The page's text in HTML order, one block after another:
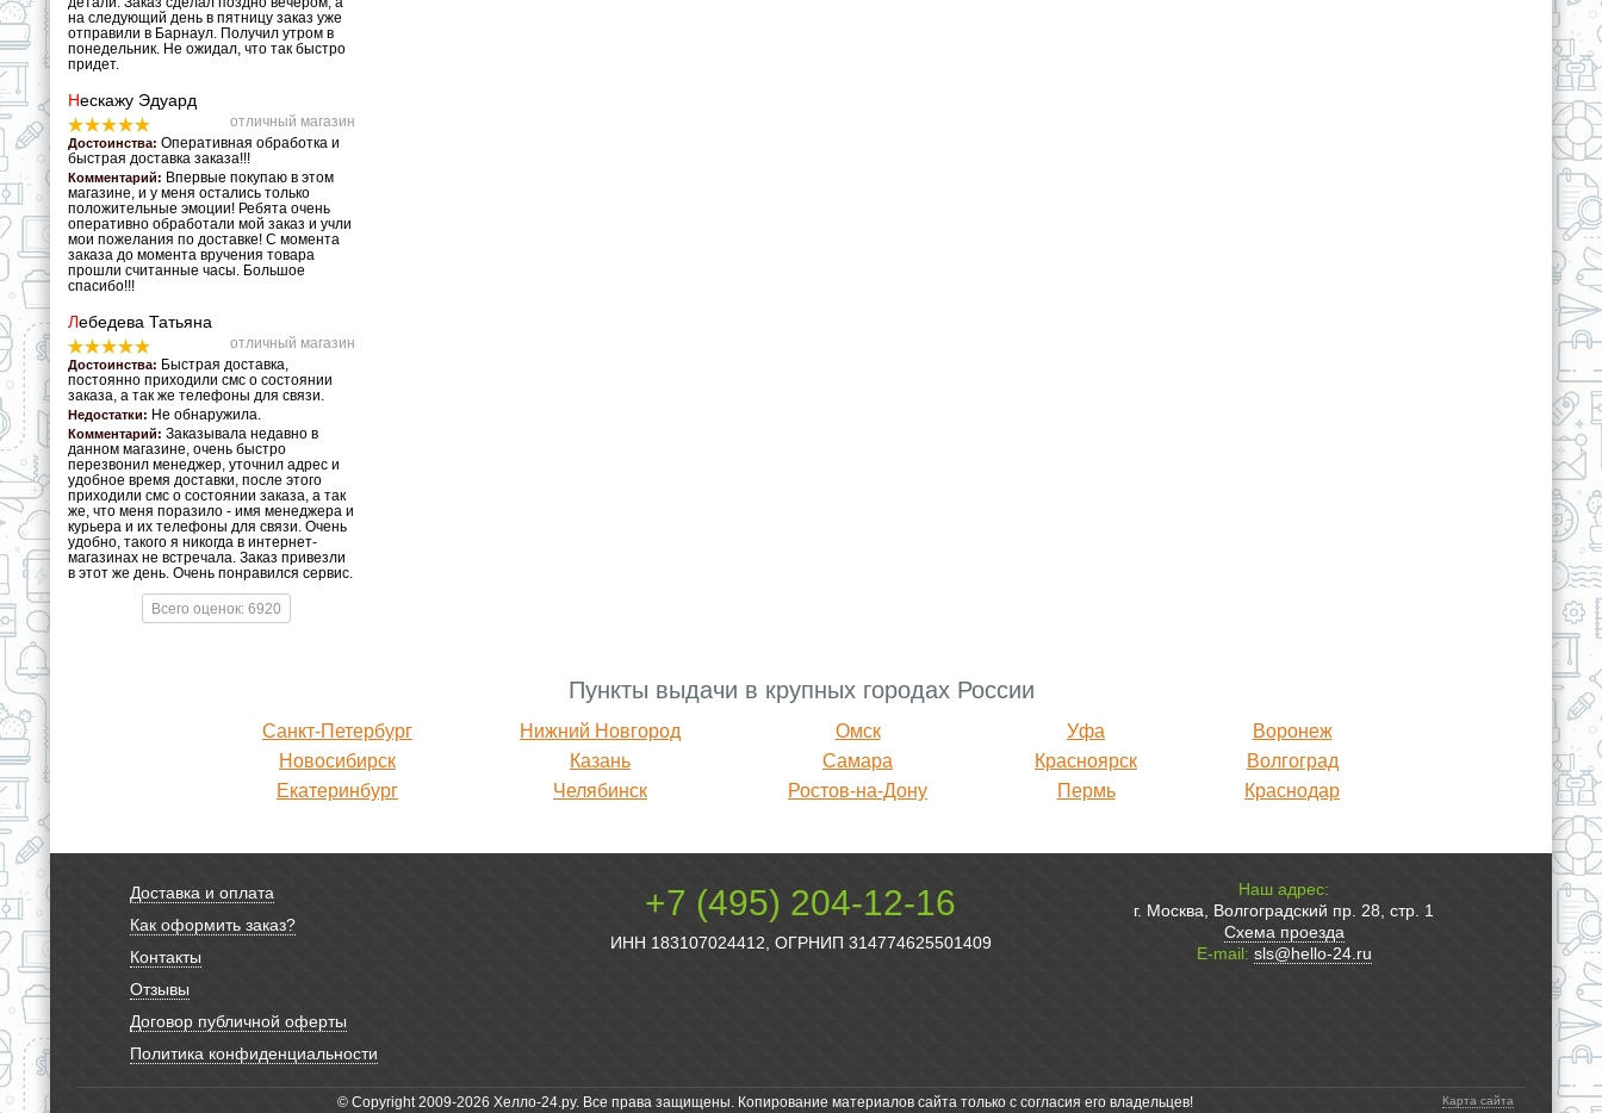
на следующий день в пятницу заказ уже
отправили в Барнаул. Получил утром в
понедельник. Не ожидал, что так быстро
придет.
Нескажу Эдуард
отличный магазин
Достоинства: Оперативная обработка и
быстрая доставка заказа!!!
Комментарий: Впервые покупаю в этом
магазине, и у меня остались только
положительные эмоции! Ребята очень
оперативно обработали мой заказ и учли
мои пожелания по доставке! С момента
заказа до момента вручения товара
прошли считанные часы. Большое
спасибо!!!
Лебедева Татьяна
отличный магазин
Достоинства: Быстрая доставка,
постоянно приходили смс о состоянии
заказа, а так же телефоны для связи.
Недостатки: Не обнаружила.
Комментарий: Заказывала недавно в
данном магазине, очень быстро
перезвонил менеджер, уточнил адрес и
удобное время доставки, после этого
приходили смс о состоянии заказа, а так
же, что меня поразило - имя менеджера и
курьера и их телефоны для связи. Очень
удобно, такого я никогда в интернет-
магазинах не встречала. Заказ привезли
в этот же день. Очень понравился сервис.
Всего оценок: 6920
Пункты выдачи в крупных городах России
Санкт-Петербург
Новосибирск
Екатеринбург
Нижний Новгород
Казань
Челябинск
Омск
Самара
Ростов-на-Дону
Уфа
Красноярск
Пермь
Воронеж
Волгоград
Краснодар
Доставка и оплата
Как оформить заказ?
Контакты
Отзывы
Договор публичной оферты
Политика конфиденциальности
+7 (495) 204-12-16
ИНН 183107024412, ОГРНИП 314774625501409
Наш адрес:
г. Москва, Волгоградский пр. 28, стр. 1
Схема проезда
E-mail: sls@hello-24.ru
© Copyright 2009-2026 Хелло-24.ру. Все права защищены. Копирование материалов сайта только с согласия его владельцев! Карта сайта